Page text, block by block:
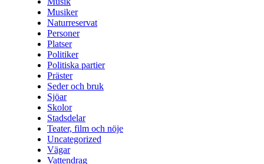
Musiker
Naturreservat
Personer
Platser
Politiker
Politiska partier
Präster
Seder och bruk
Sjöar
Skolor
Stadsdelar
Teater, film och nöje
Uncategorized
Vägar
Vattendrag